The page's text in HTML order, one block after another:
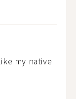
my native